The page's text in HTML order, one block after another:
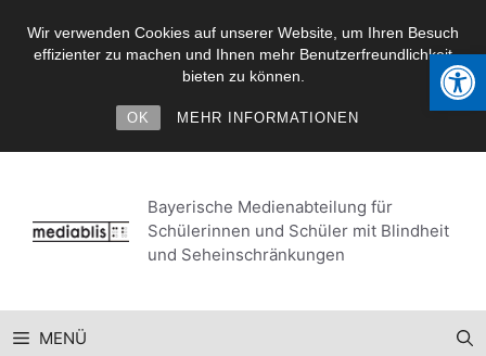
Wir verwenden Cookies auf unserer Website, um Ihren Besuch
effizienter zu machen und Ihnen mehr Benutzerfreundlichkeit
bieten zu können.
OK MEHR INFORMATIONEN
springen
Bayerische Medienabteilung für
Schülerinnen und Schüler mit Blindheit
und Seheinschränkungen
MENÜ